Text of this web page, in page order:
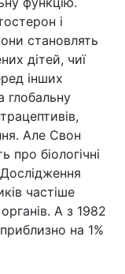
і
становлять
дітей, чиї
інших
глобальну
Але Свон
про біологічні
частіше
А з 1982
на 1%